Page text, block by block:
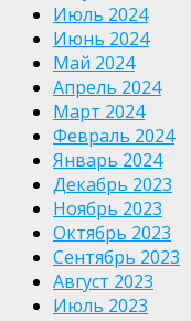
Июль 2024
Июнь 2024
Май 2024
Апрель 2024
Март 2024
Февраль 2024
Январь 2024
Декабрь 2023
Ноябрь 2023
Октябрь 2023
Сентябрь 2023
Август 2023
Июль 2023